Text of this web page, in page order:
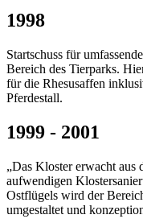
1998
Startschuss für
Bereich des Tierparks.
für die Rhesusaffen
Pferdestall.
1999 - 2001
„Das Kloster erwacht aus
aufwendigen
Ostflügels wird der
umgestaltet und